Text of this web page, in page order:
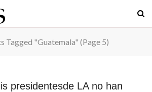
Tagged "Guatemala" (Page 5)
presidentesde LA no han